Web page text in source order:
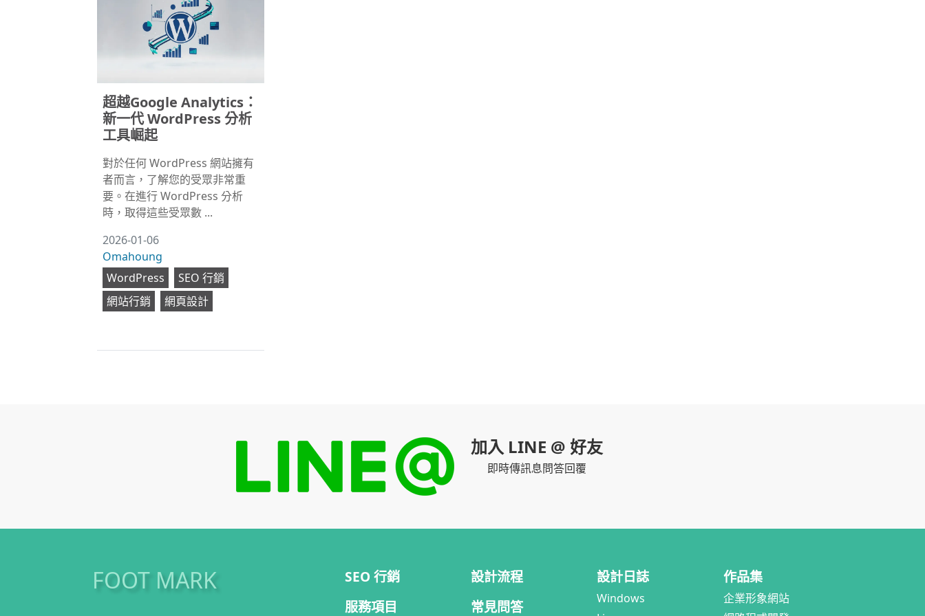
超越Google Analytics：
新一代 WordPress 分析
工具崛起
對於任何 WordPress 網站擁有
者而言，了解您的受眾非常重
要。在進行 WordPress 分析
時，取得這些受眾數 ...
2026-01-06
Omahoung
WordPress
SEO 行銷
網站行銷
網頁設計
加入 LINE @ 好友
即時傳訊息問答回覆
FOOT MARK
SEO 行銷
服務項目
設計流程
常見問答
設計日誌
Windows
作品集
企業形象網站